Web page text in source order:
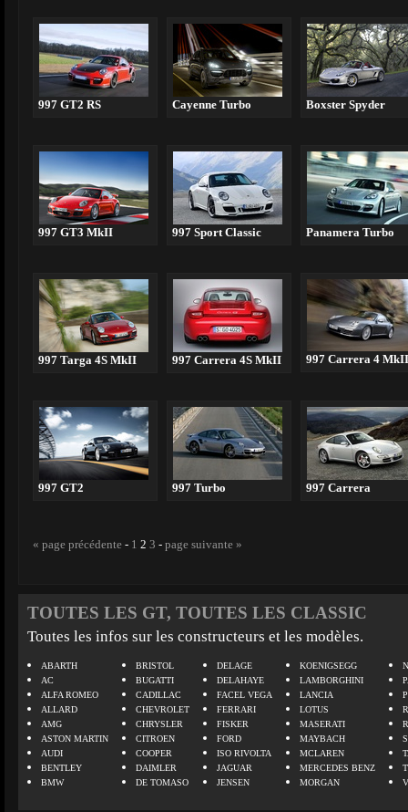
997 GT2 RS Cayenne Turbo Boxster Spyder
997 GT3 MkII 997 Sport Classic Panamera Turbo
997 Targa 4S MkII 997 Carrera 4S MkII 997 Carrera 4 MkII
997 GT2 997 Turbo 997 Carrera
« page précédente - 1 2 3 - page suivante »
TOUTES LES GT, TOUTES LES CLASSIC
Toutes les infos sur les constructeurs et les modèles.
ABARTH
AC
ALFA ROMEO
ALLARD
AMG
ASTON MARTIN
AUDI
BENTLEY
BMW
BRISTOL
BUGATTI
CADILLAC
CHEVROLET
CHRYSLER
CITROEN
COOPER
DAIMLER
DE TOMASO
DELAGE
DELAHAYE
FACEL VEGA
FERRARI
FISKER
FORD
ISO RIVOLTA
JAGUAR
JENSEN
KOENIGSEGG
LAMBORGHINI
LANCIA
LOTUS
MASERATI
MAYBACH
MCLAREN
MERCEDES BENZ
MORGAN